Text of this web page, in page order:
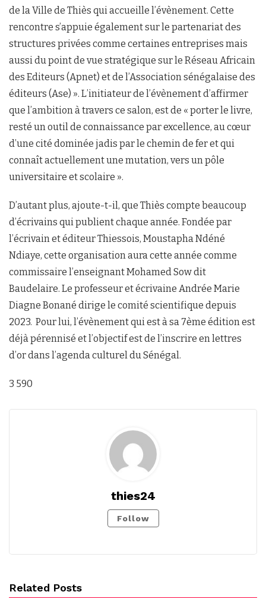
de la Ville de Thiès qui accueille l’évènement. Cette
rencontre s’appuie également sur le partenariat des
structures privées comme certaines entreprises mais
aussi du point de vue stratégique sur le Réseau Africain
des Editeurs (Apnet) et de l’Association sénégalaise des
éditeurs (Ase) ». L’initiateur de l’évènement d’affirmer
que l’ambition à travers ce salon, est de « porter le livre,
resté un outil de connaissance par excellence, au cœur
d’une cité dominée jadis par le chemin de fer et qui
connaît actuellement une mutation, vers un pôle
universitaire et scolaire ».
D’autant plus, ajoute-t-il, que Thiès compte beaucoup
d’écrivains qui publient chaque année. Fondée par
l’écrivain et éditeur Thiessois, Moustapha Ndéné
Ndiaye, cette organisation aura cette année comme
commissaire l’enseignant Mohamed Sow dit
Baudelaire. Le professeur et écrivaine Andrée Marie
Diagne Bonané dirige le comité scientifique depuis
2023. Pour lui, l’évènement qui est à sa 7ème édition est
déjà pérennisé et l’objectif est de l’inscrire en lettres
d’or dans l’agenda culturel du Sénégal.
3 590
thies24
Follow
Related Posts